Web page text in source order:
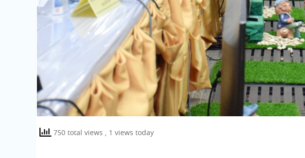
750 total views , 1 views today